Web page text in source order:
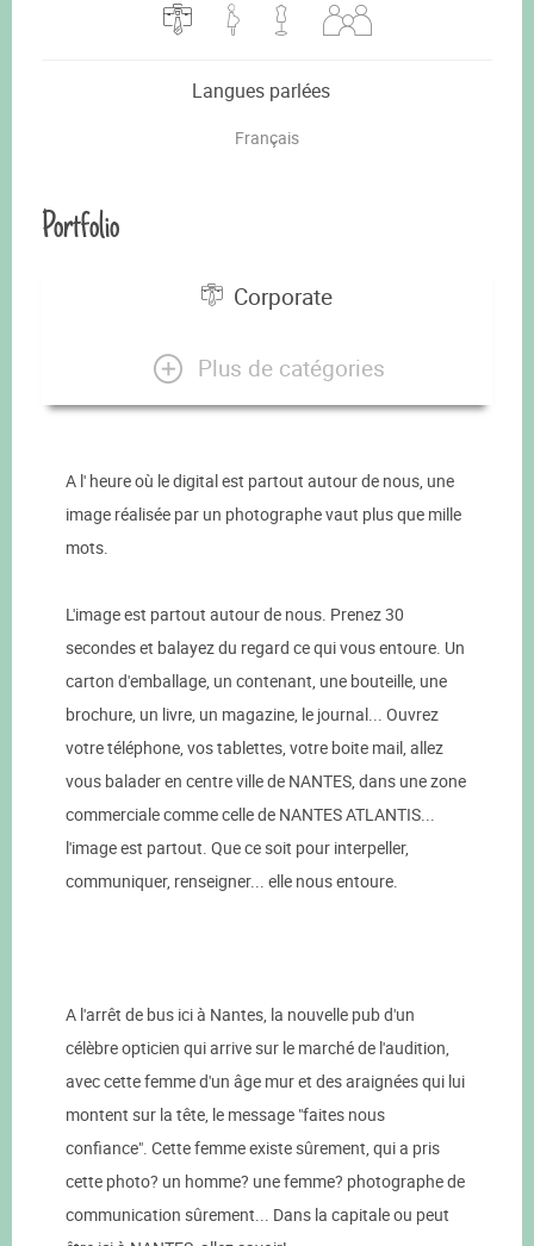
Langues parlées
Français
Portfolio
Corporate
Plus de catégories
A l' heure où le digital est partout autour de nous, une
image réalisée par un photographe vaut plus que mille
mots.
L'image est partout autour de nous. Prenez 30
secondes et balayez du regard ce qui vous entoure. Un
carton d'emballage, un contenant, une bouteille, une
brochure, un livre, un magazine, le journal... Ouvrez
votre téléphone, vos tablettes, votre boite mail, allez
vous balader en centre ville de NANTES, dans une zone
commerciale comme celle de NANTES ATLANTIS...
l'image est partout. Que ce soit pour interpeller,
communiquer, renseigner... elle nous entoure.
A l'arrêt de bus ici à Nantes, la nouvelle pub d'un
célèbre opticien qui arrive sur le marché de l'audition,
avec cette femme d'un âge mur et des araignées qui lui
montent sur la tête, le message "faites nous
confiance". Cette femme existe sûrement, qui a pris
cette photo? un homme? une femme? photographe de
communication sûrement... Dans la capitale ou peut